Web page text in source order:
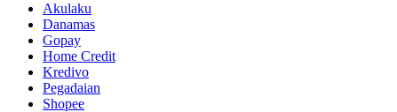
Akulaku
Danamas
Gopay
Home Credit
Kredivo
Pegadaian
Shopee